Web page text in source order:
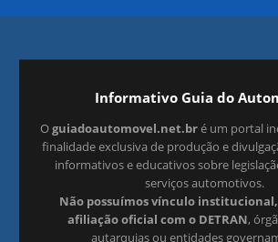
Informativo Guia do
Oguiadoautomovel.net.bré um portal
finalidade exclusiva de produção e
informativos e educativos sobre
serviços automotivos.
Não possuímos vínculo
afiliação oficial com o DETRAN,
autarquias ou entidades